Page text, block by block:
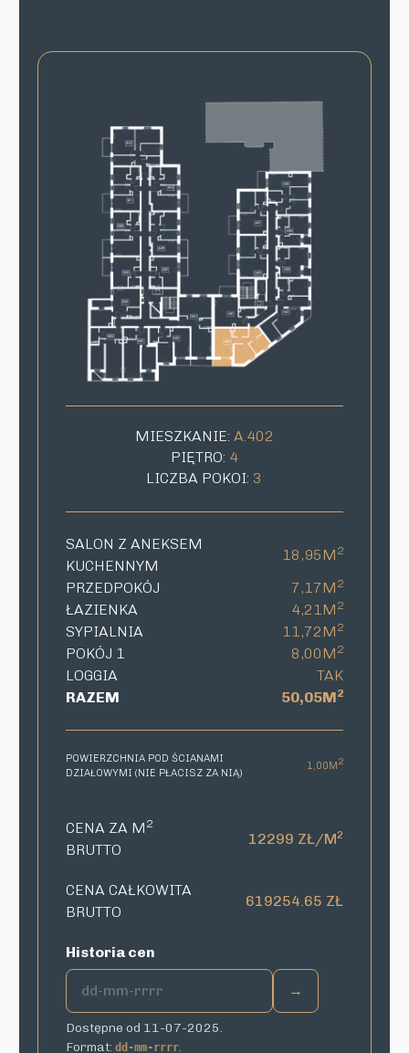
MIESZKANIE: A.402
PIĘTRO: 4
LICZBA POKOI: 3
SALON Z ANEKSEM
KUCHENNYM
18,95M 2
PRZEDPOKÓJ 7,17M 2
ŁAZIENKA 4,21M 2
SYPIALNIA 11,72M 2
POKÓJ 1 8,00M 2
LOGGIA
TAK
RAZEM
50,05M2
POWIERZCHNIA POD ŚCIANAMI
DZIAŁOWYMI (NIE PŁACISZ ZA NIĄ)
1,00M2
CENA ZA M 2
BRUTTO
12299 ZŁ/M2
CENA CAŁKOWITA
BRUTTO
619254.65 ZŁ
Historia cen
→
Dostępne od 11-07-2025.
Format:dd-mm-rrrr.